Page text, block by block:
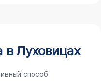
в Луховицах
способ